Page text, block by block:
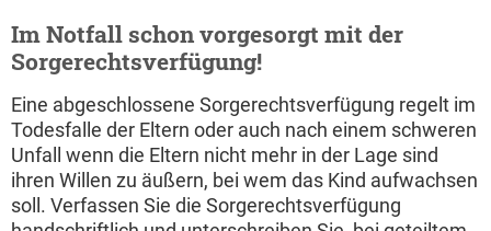
Im Notfall schon vorgesorgt mit der
Sorgerechtsverfügung!
Eine abgeschlossene Sorgerechtsverfügung regelt im
Todesfalle der Eltern oder auch nach einem schweren
Unfall wenn die Eltern nicht mehr in der Lage sind
ihren Willen zu äußern, bei wem das Kind aufwachsen
soll. Verfassen Sie die Sorgerechtsverfügung